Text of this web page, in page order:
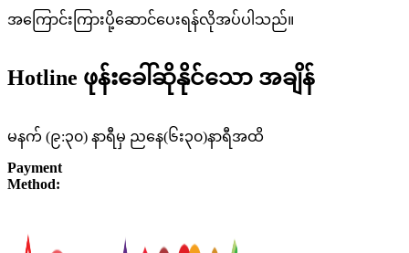
အကြောင်းကြားပို့ဆောင်ပေးရန်လိုအပ်ပါသည်။
Hotline ဖုန်းခေါ်ဆိုနိုင်သော အချိန်
မနက် (၉:၃၀) နာရီမှ ညနေ(၆း၃၀)နာရီအထိ
Payment
Method: